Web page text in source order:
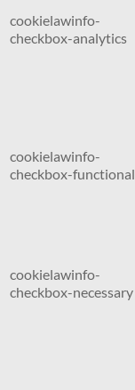
cookielawinfo-
checkbox-analytics
cookielawinfo-
checkbox-functional
cookielawinfo-
checkbox-necessary